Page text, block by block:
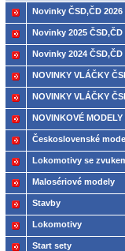
Novinky ČSD,ČD 2026
Novinky 2025 ČSD,ČD
Novinky 2024 ČSD,ČD
NOVINKY VLÁČKY
NOVINKY VLÁČKY
NOVINKOVÉ MODELY
2021
Československé
ČSD,ČD
Lokomotivy se
Malosériové modely
Stavby
Lokomotivy
Start sety